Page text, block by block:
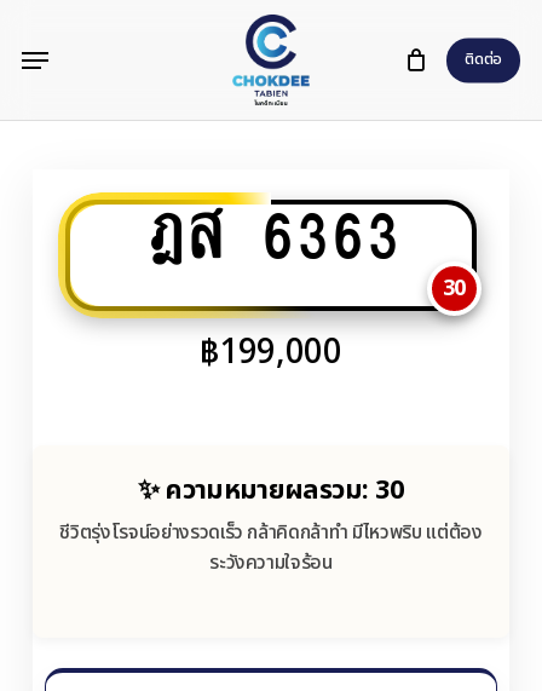
content
ติดต่อ
Menu
ฎส 6363
30
฿199,000
✨ ความหมายผลรวม: 30
ชีวิตรุ่งโรจน์อย่างรวดเร็ว กล้าคิดกล้าทำ มีไหวพริบ แต่ต้อง
ระวังความใจร้อน